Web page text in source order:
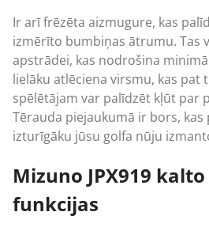
Ir arī frēzēta aizmugure, kas
izmērīto bumbiņas ātrumu. Tas
apstrādei, kas nodrošina
lielāku atlēciena virsmu, kas pat
spēlētājam var palīdzēt kļūt par
Tērauda piejaukumā ir bors, kas
izturīgāku jūsu golfa nūju
Mizuno JPX919
funkcijas